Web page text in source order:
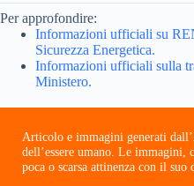
Per approfondire:
Informazioni ufficiali su
Sicurezza Energetica.
Informazioni ufficiali sulla
Ministero.
Articolo e immagini generati
dell’essere umano. Le immagini,
poca o scarsa attinenza con il suo